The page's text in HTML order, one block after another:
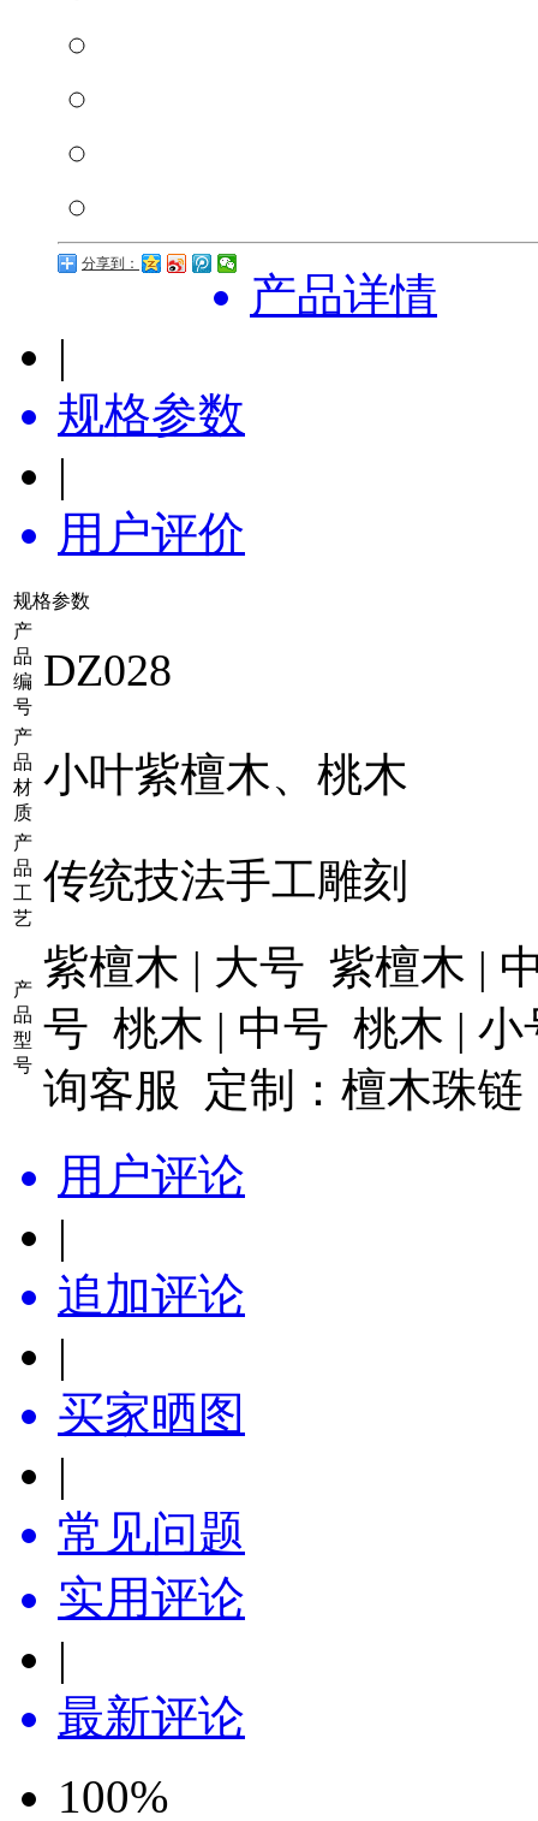
分享到：
产品详情
|
规格参数
|
用户评价
规格参数
产
品
编
号
DZ028
产
品
材
质
小叶紫檀木、桃木
产
品
工
艺
传统技法手工雕刻
产
品
型
号
紫檀木 | 大号 紫檀木 |
号 桃木 | 中号 桃木 |
询客服 定制：檀木珠
用户评论
|
追加评论
|
买家晒图
|
常见问题
实用评论
|
最新评论
100%